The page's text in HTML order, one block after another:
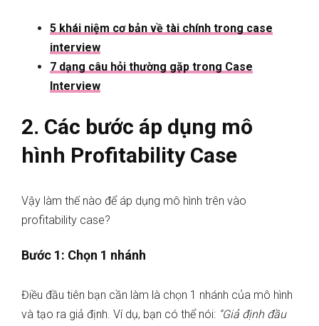
5 khái niệm cơ bản về tài chính trong case
interview
7 dạng câu hỏi thường gặp trong Case
Interview
2. Các bước áp dụng mô
hình Profitability Case
Vậy làm thế nào để áp dụng mô hình trên vào
profitability case?
Bước 1: Chọn 1 nhánh
Điều đầu tiên bạn cần làm là chọn 1 nhánh của mô hình
và tạo ra giả định. Ví dụ, bạn có thể nói: “Giả định đầu